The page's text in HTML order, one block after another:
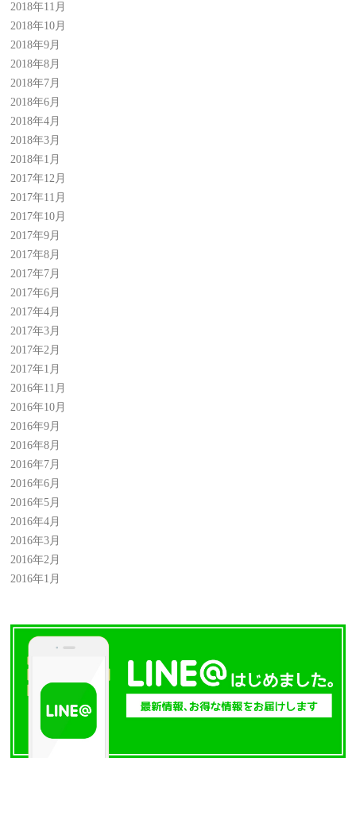
2018年11月
2018年10月
2018年9月
2018年8月
2018年7月
2018年6月
2018年4月
2018年3月
2018年1月
2017年12月
2017年11月
2017年10月
2017年9月
2017年8月
2017年7月
2017年6月
2017年4月
2017年3月
2017年2月
2017年1月
2016年11月
2016年10月
2016年9月
2016年8月
2016年7月
2016年6月
2016年5月
2016年4月
2016年3月
2016年2月
2016年1月